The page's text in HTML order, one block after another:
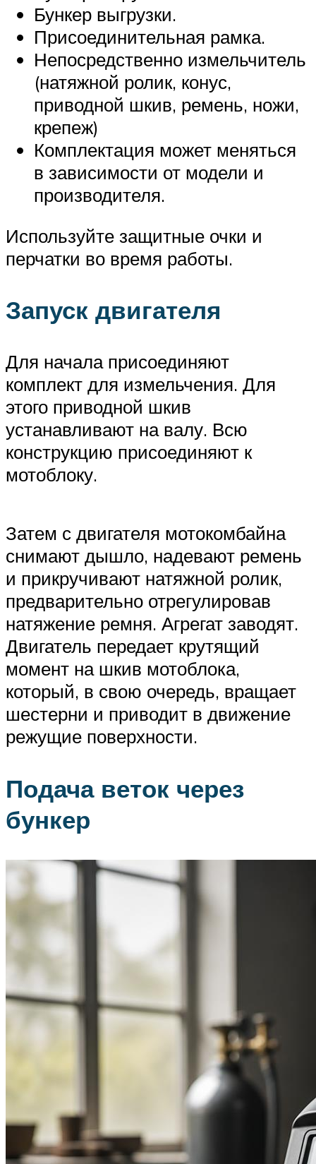
Бункер выгрузки.
Присоединительная рамка.
Непосредственно измельчитель
(натяжной ролик, конус,
приводной шкив, ремень, ножи,
крепеж)
Комплектация может меняться
в зависимости от модели и
производителя.
Используйте защитные очки и
перчатки во время работы.
Запуск двигателя
Для начала присоединяют
комплект для измельчения. Для
этого приводной шкив
устанавливают на валу. Всю
конструкцию присоединяют к
мотоблоку.
Затем с двигателя мотокомбайна
снимают дышло, надевают ремень
и прикручивают натяжной ролик,
предварительно отрегулировав
натяжение ремня. Агрегат заводят.
Двигатель передает крутящий
момент на шкив мотоблока,
который, в свою очередь, вращает
шестерни и приводит в движение
режущие поверхности.
Подача веток через
бункер